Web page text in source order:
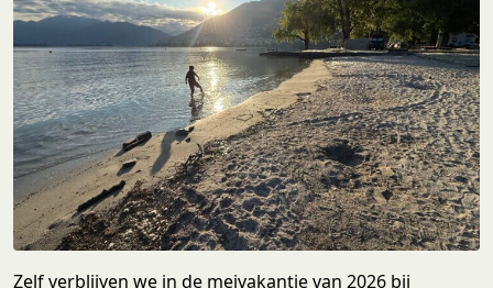
Zelf verblijven we in de meivakantie van 2026 bij